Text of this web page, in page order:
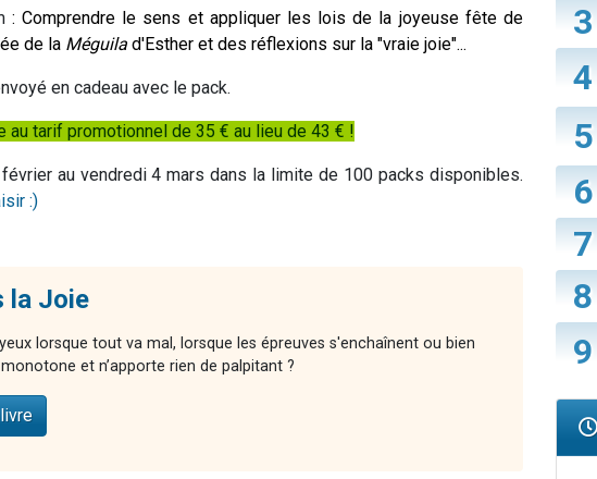
: Comprendre le sens et appliquer les lois de la joyeuse fête de
de la Méguila d'Esther et des réflexions sur la "vraie joie"...
en cadeau avec le pack.
au tarif promotionnel de 35 € au lieu de 43 € !
au vendredi 4 mars dans la limite de 100 packs disponibles.
:)
la Joie
lorsque tout va mal, lorsque les épreuves s'enchaînent ou bien
et n’apporte rien de palpitant ?
3
4
5
6
7
8
9